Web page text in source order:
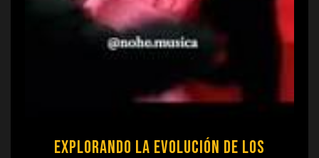
Explorando la Evolución de los